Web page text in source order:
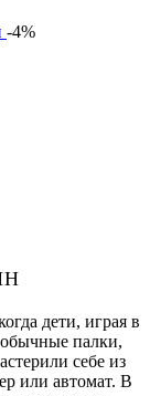
-4%
дети, играя в
палки,
себе из
или автомат. В